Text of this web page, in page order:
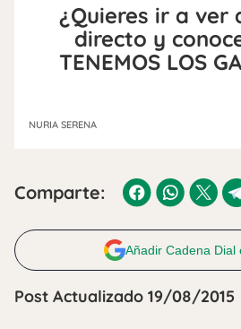
¿Quieres ir a ver
directo y
TENEMOS LOS
NURIA SERENA
Comparte:
Añadir Cadena Dial
Post Actualizado 19/08/2015